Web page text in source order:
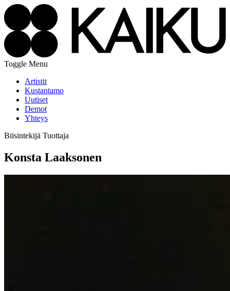
Toggle Menu
Artistit
Kustantamo
Uutiset
Demot
Yhteys
Biisintekijä Tuottaja
Konsta Laaksonen